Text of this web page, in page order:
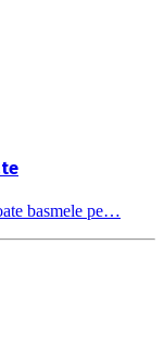
basmele pe…